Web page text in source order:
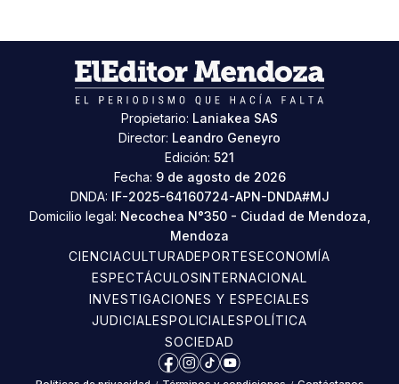
Propietario: Laniakea SAS
Director: Leandro Geneyro
Edición: 521
Fecha: 9 de agosto de 2026
DNDA: IF-2025-64160724-APN-DNDA#MJ
Domicilio legal: Necochea N°350 - Ciudad de Mendoza,
Mendoza
CIENCIACULTURADEPORTESECONOMÍA
ESPECTÁCULOSINTERNACIONAL
INVESTIGACIONES Y ESPECIALES
JUDICIALESPOLICIALESPOLÍTICA
SOCIEDAD
Facebook
Instagram
TikTokYouTube